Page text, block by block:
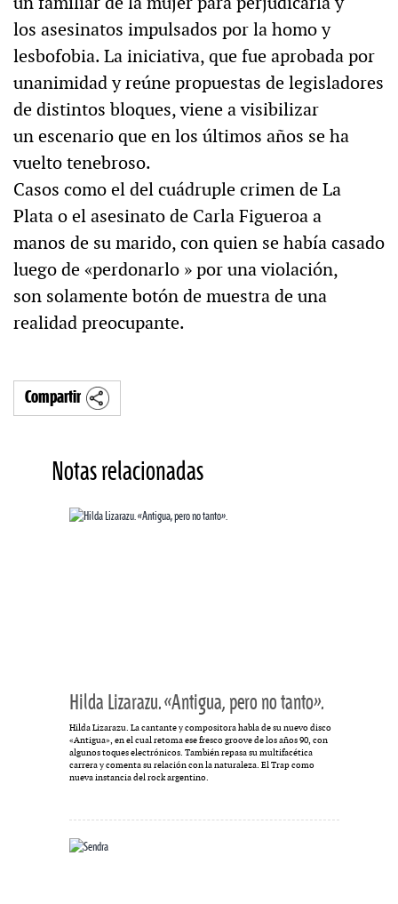
los asesinatos impulsados por la homo y
lesbofobia. La iniciativa, que fue aprobada por
unanimidad y reúne propuestas de legisladores
de distintos bloques, viene a visibilizar
un escenario que en los últimos años se ha
vuelto tenebroso.
Casos como el del cuádruple crimen de La
Plata o el asesinato de Carla Figueroa a
manos de su marido, con quien se había casado
luego de «perdonarlo » por una violación,
son solamente botón de muestra de una
realidad preocupante.
Compartir
Notas relacionadas
Hilda Lizarazu. «Antigua, pero no tanto».
Hilda Lizarazu. La cantante y compositora habla de su nuevo disco
«Antigua», en el cual retoma ese fresco groove de los años 90, con
algunos toques electrónicos. También repasa su multifacética
carrera y comenta su relación con la naturaleza. El Trap como
nueva instancia del rock argentino.